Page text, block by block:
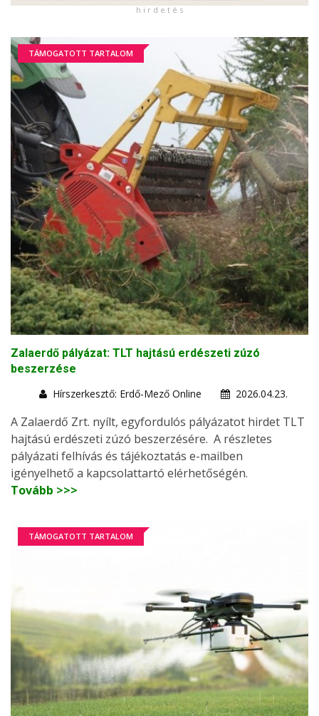
h i r d e t é s
TÁMOGATOTT TARTALOM
Zalaerdő pályázat: TLT hajtású erdészeti zúzó
beszerzése
Hírszerkesztő: Erdő-Mező Online
2026.04.23.
A Zalaerdő Zrt. nyílt, egyfordulós pályázatot hirdet TLT
hajtású erdészeti zúzó beszerzésére. A részletes
pályázati felhívás és tájékoztatás e-mailben
igényelhető a kapcsolattartó elérhetőségén.
Tovább >>>
TÁMOGATOTT TARTALOM